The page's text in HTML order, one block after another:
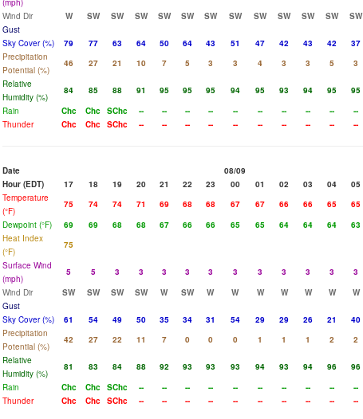
(mph)
Wind Dir
W SW SW SW SW SW SW SW SW SW SW SW SW
Gust
Sky Cover (%)
79 77 63 64 50 64 43 51 47 42 43 42 37
Precipitation
Potential (%)
46 27 21 10 7 5 3 3 4 3 3 5 3
Relative
Humidity (%)
84 85 88 91 95 95 95 94 95 93 94 95 95
Rain
Chc Chc SChc -- -- -- -- -- -- -- -- -- --
Thunder
Chc Chc SChc -- -- -- -- -- -- -- -- -- --
Date
08/09
Hour (EDT)
17 18 19 20 21 22 23 00 01 02 03 04 05
Temperature
(°F)
75 74 74 71 69 68 68 67 67 66 66 65 65
Dewpoint (°F)
69 69 68 68 67 66 66 65 65 64 64 64 63
Heat Index
(°F)
75
Surface Wind
(mph)
5 5 3 3 3 3 3 3 3 3 3 3 3
Wind Dir
SW SW SW SW W SW W W W W W W W
Gust
Sky Cover (%)
61 54 49 50 35 34 31 54 29 29 26 21 40
Precipitation
Potential (%)
42 27 22 11 7 0 0 0 1 1 1 2 2
Relative
Humidity (%)
81 83 84 88 92 93 93 93 94 93 94 96 96
Rain
Chc Chc SChc -- -- -- -- -- -- -- -- -- --
Thunder
Chc Chc SChc -- -- -- -- -- -- -- -- -- --